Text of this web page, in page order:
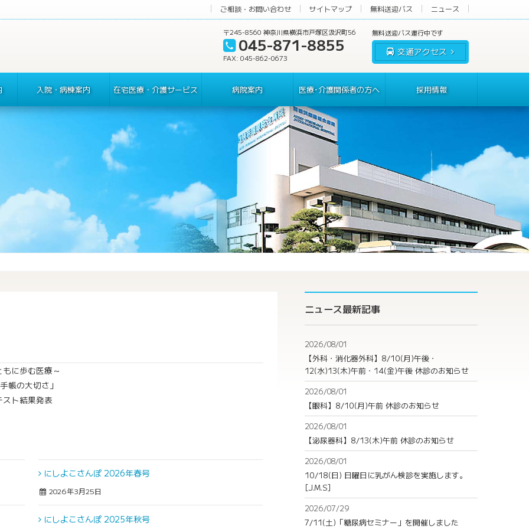
ご相談・お問い合わせ サイトマップ 無料送迎バス ニュース
〒245-8560 神奈川県横浜市戸塚区汲沢町56
045-871-8855
FAX: 045-862-0673
交通アクセス
入院・病棟案内 在宅医療・介護サービス 病院案内 医療･介護関係者の方へ 採用情報
に歩む医療～
帳の大切さ」
ト結果発表
にしよこさんぽ 2026年春号
2026年3月25日
にしよこさんぽ 2025年秋号
ニュース最新記事
2026/08/01
【外科・消化器外科】8/10(月)午後・
12(水)13(木)午前・14(金)午後 休診のお知らせ
2026/08/01
【眼科】8/10(月)午前 休診のお知らせ
2026/08/01
【泌尿器科】8/13(木)午前 休診のお知らせ
2026/08/01
10/18(日) 日曜日に乳がん検診を実施します。
[J.M.S]
2026/07/29
7/11(土)「糖尿病セミナー」を開催しました